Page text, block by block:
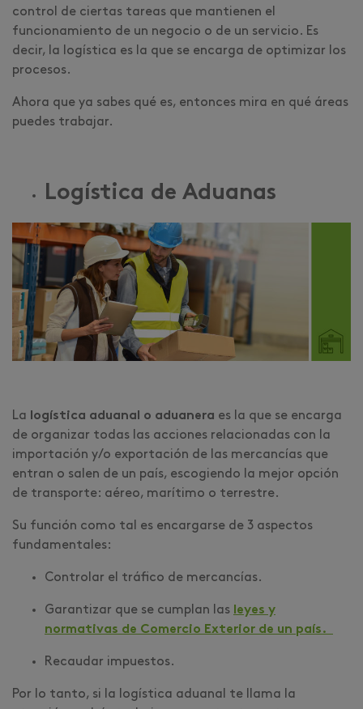
control de ciertas tareas que mantienen el
funcionamiento de un negocio o de un servicio. Es
decir, la logística es la que se encarga de optimizar los
procesos.
Ahora que ya sabes qué es, entonces mira en qué áreas
puedes trabajar.
Logística de Aduanas
La logística aduanal o aduanera es la que se encarga
de organizar todas las acciones relacionadas con la
importación y/o exportación de las mercancías que
entran o salen de un país, escogiendo la mejor opción
de transporte: aéreo, marítimo o terrestre.
Su función como tal es encargarse de 3 aspectos
fundamentales:
Controlar el tráfico de mercancías.
Garantizar que se cumplan las leyes y
normativas de Comercio Exterior de un país.
Recaudar impuestos.
Por lo tanto, si la logística aduanal te llama la